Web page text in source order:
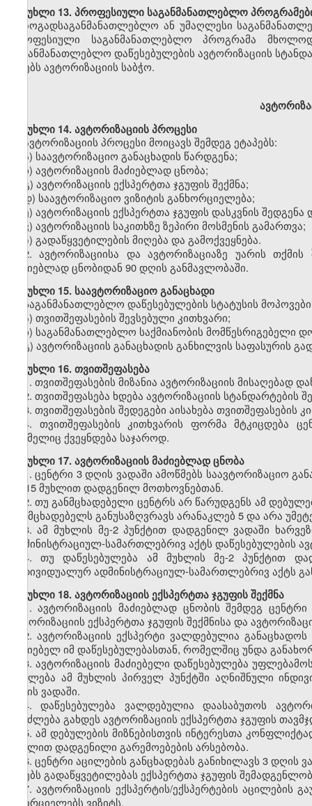
მუხლი 13. პროფესიული საგანმანათლებლო
ზოგადსაგანმანათლებლო ან უმაღლესი
პროფესიული საგანმანათლებლო პროგრამა
საგანმანათლებლო დაწესებულებისავტორიზაციის
იღებს ავტორიზაციის საბჭო.
მუხლი 14. ავტორიზაციის პროცესი
ავტორიზაციის პროცესი მოიცავს შემდეგ ეტაპებს:
ა) საავტორიზაციო განაცხადის წარდგენა;
ბ) ავტორიზაციის მაძიებლად ცნობა;
გ) ავტორიზაციის ექსპერტთა ჯგუფის შექმნა;
დ) საავტორიზაციო ვიზიტის განხორციელება;
ე) ავტორიზაციის ექსპერტთა ჯგუფის დასკვნის
ვ) ავტორიზაციის საკითხზე ზეპირი მოსმენის გამართვა;
ზ) გადაწყვეტილების მიღება და გამოქვეყნება.
2. ავტორიზაციისა და ავტორიზაციაზე უარის თქმის
მაძიებლად ცნობიდან 90 დღის განმავლობაში.
მუხლი 15. საავტორიზაციო განაცხადი
საგანმანათლებლო დაწესებულების სტატუსის
ა) თვითშეფასების შევსებული კითხვარი;
ბ) საგანმანათლებლო საქმიანობის მომწესრიგებელი
გ) ავტორიზაციის განაცხადის განხილვის საფასურის
მუხლი 16. თვითშეფასება
1. თვითშეფასების მიზანია ავტორიზაციის მისაღებად
2. თვითშეფასება ხდება ავტორიზაციის სტანდარტების
3. თვითშეფასების შედეგები აისახება თვითშეფასების
4. თვითშეფასების კითხვარის ფორმა მტკიცდება
რომელიც ქვეყნდება საჯაროდ.
მუხლი 17. ავტორიზაციის მაძიებლად ცნობა
1. ცენტრი 3 დღის ვადაში ამოწმებს საავტორიზაციო
მე-15 მუხლით დადგენილ მოთხოვნებთან.
2. თუ განმცხადებელი ცენტრს არ წარუდგენს ამ
განმცხადებელს განუსაზღვრავს არანაკლებ 5 და არა
3. ამ მუხლის მე-2 პუნქტით დადგენილ ვადაში
ადმინისტრაციულ-სამართლებრივ აქტს დაწესებულების
4. თუ დაწესებულება ამ მუხლის მე-2 პუნქტით
ინდივიდუალურ ადმინისტრაციულ-სამართლებრივ აქტს
მუხლი 18. ავტორიზაციის ექსპერტთა ჯგუფის შექმნა
1. ავტორიზაციის მაძიებლად ცნობის შემდეგ
ავტორიზაციის ექსპერტთა ჯგუფის შექმნისა და
2. ავტორიზაციის ექსპერტი ვალდებულია
მაძიებელ იმ დაწესებულებასთან, რომელშიც უნდა
3. ავტორიზაციის მაძიებელი დაწესებულება
აცილება ამ მუხლის პირველ პუნქტში აღნიშნული
დღის ვადაში.
4. დაწესებულება ვალდებულია დაასაბუთოს
შეიძლება გახდეს ავტორიზაციის ექსპერტთა ჯგუფის
5. ამ დებულების მიზნებისთვის ინტერესთა
მუხლით დადგენილი გარემოებების არსებობა.
6. ცენტრი აცილების განცხადებას განიხილავს 3 დღის
იღებს გადაწყვეტილებას ექსპერტთა ჯგუფის
7. ავტორიზაციის ექსპერტის/ექსპერტების აცილების
ახორციელებს ვიზიტს.